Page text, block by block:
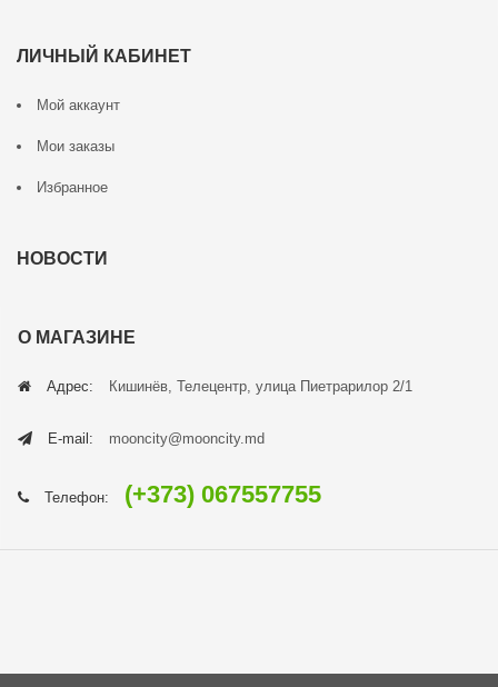
ЛИЧНЫЙ КАБИНЕТ
Мой аккаунт
Мои заказы
Избранное
НОВОСТИ
О МАГАЗИНЕ
Адрес: Кишинёв, Телецентр, улица Пиетрарилор 2/1
E-mail: mooncity@mooncity.md
Телефон: (+373) 067557755